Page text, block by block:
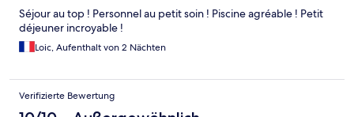
Séjour au top ! Personnel au petit soin ! Piscine agréable ! Petit
déjeuner incroyable !
Loic, Aufenthalt von 2 Nächten
Verifizierte Bewertung